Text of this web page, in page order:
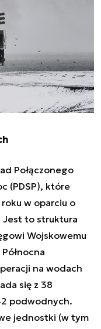
Połączonego
(PDSP), które
w oparciu o
Jest to struktura
Wojskowemu
na wodach
się z 38
podwodnych.
jednostki (w tym